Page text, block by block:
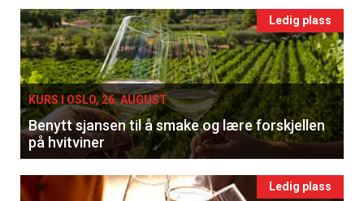
Ledig plass
KURS I OSLO, 26. AUGUST
Benytt sjansen til å smake og lære forskjellen
på hvitviner
Ledig plass